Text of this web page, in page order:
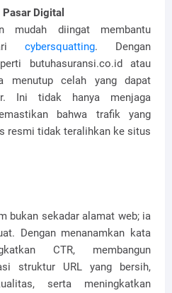
Digital
mudah diingat membantu
cybersquatting. Dengan
butuhasuransi.co.id atau
menutup celah yang dapat
Ini tidak hanya menjaga
bahwa trafik yang
resmi tidak teralihkan ke situs
bukan sekadar alamat web; ia
Dengan menanamkan kata
CTR, membangun
struktur URL yang bersih,
serta meningkatkan